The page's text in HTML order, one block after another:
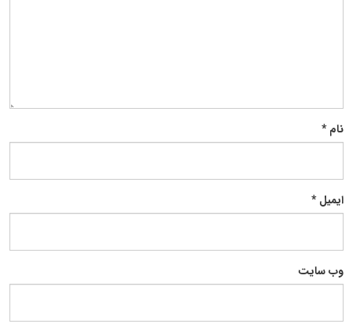
نام*
ایمیل*
وب‌ سایت